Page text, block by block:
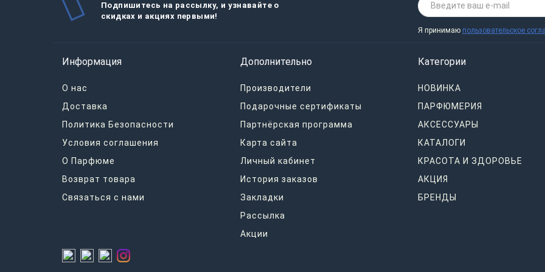
Подпишитесь на рассылку, и узнавайте о
скидках и акциях первыми!
Я принимаю пользовательское
Информация
О нас
Доставка
Политика Безопасности
Условия соглашения
О Парфюме
Возврат товара
Связаться с нами
Дополнительно
Производители
Подарочные сертификаты
Партнёрская программа
Карта сайта
Личный кабинет
История заказов
Закладки
Рассылка
Акции
Категории
НОВИНКА
ПАРФЮМЕРИЯ
АКСЕССУАРЫ
КАТАЛОГИ
КРАСОТА И ЗДОРОВЬЕ
АКЦИЯ
БРЕНДЫ